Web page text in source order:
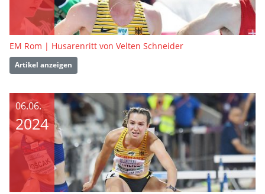
EM Rom | Husarenritt von Velten Schneider
Artikel anzeigen
06.06.
2024